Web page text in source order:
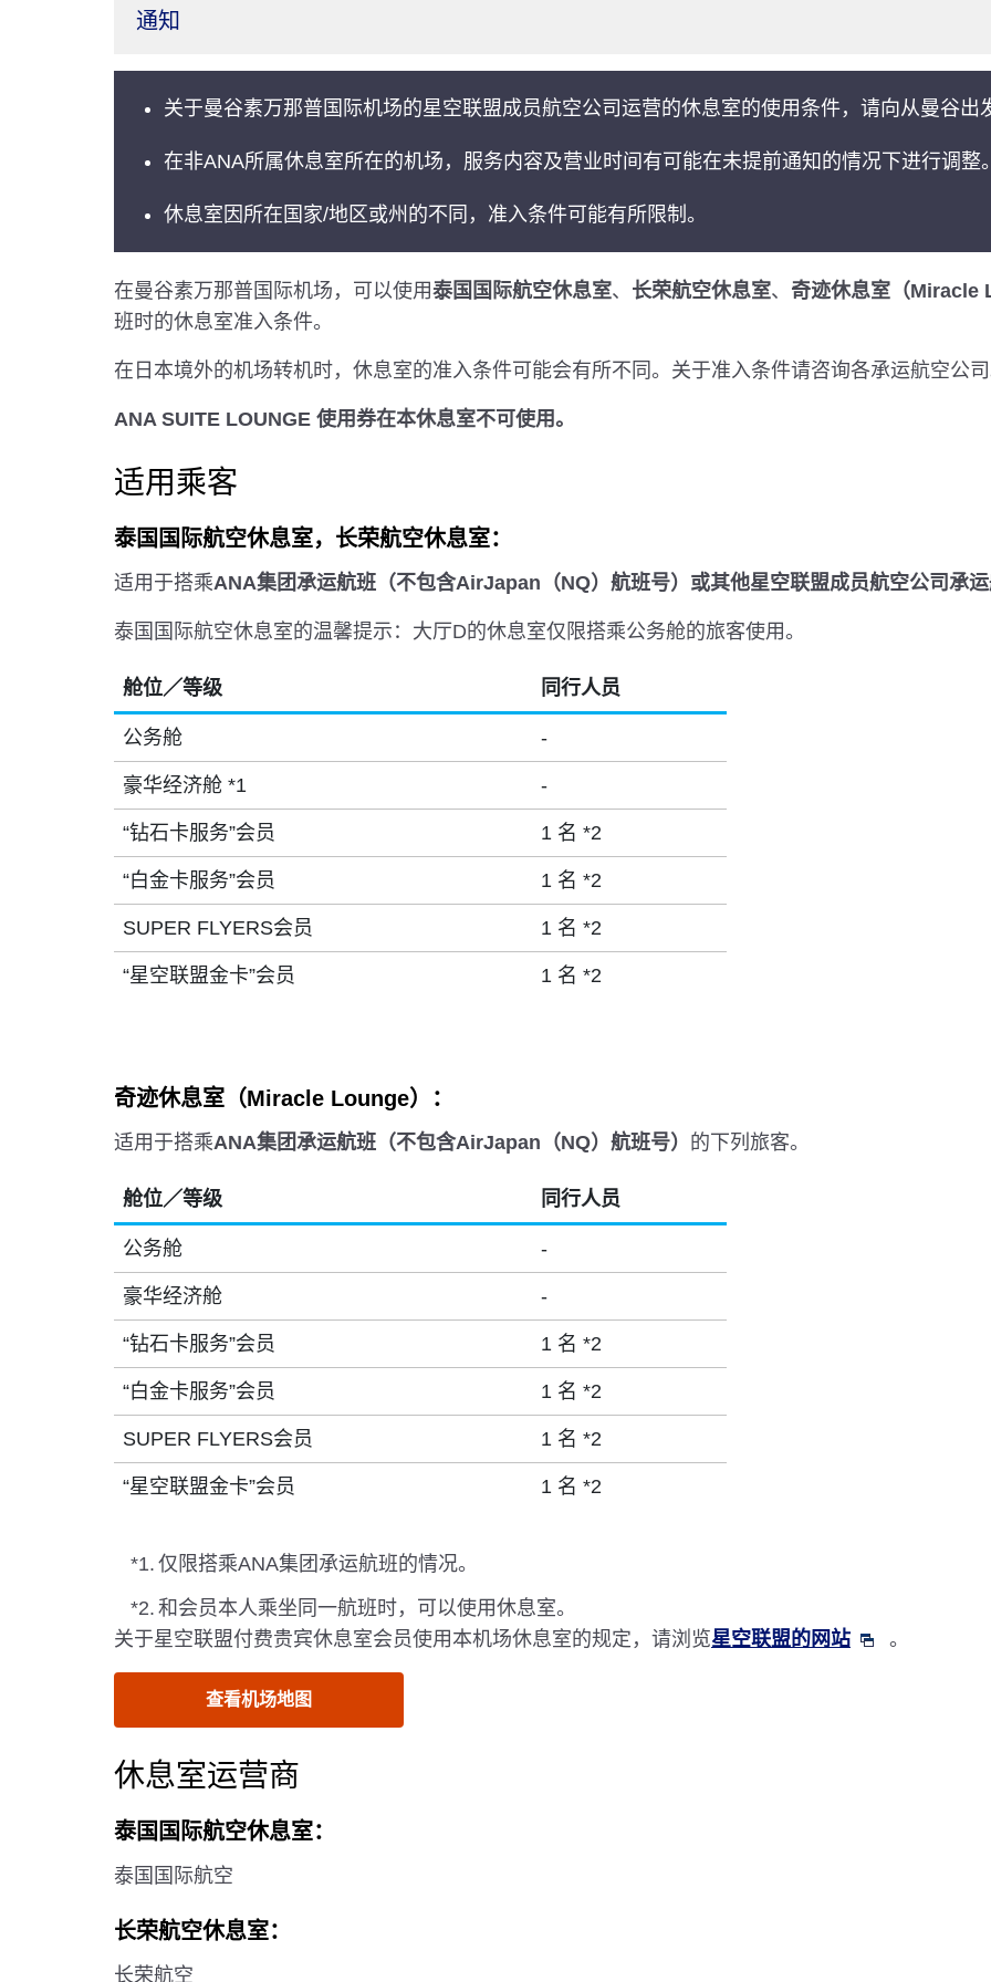
通知
关于曼谷素万那普国际机场的星空联盟成员航空公司运营的休息室的使用条件，请向从曼谷出
在非ANA所属休息室所在的机场，服务内容及营业时间有可能在未提前通知的情况下进行调整。
休息室因所在国家/地区或州的不同，准入条件可能有所限制。
在曼谷素万那普国际机场，可以使用泰国国际航空休息室、 长荣航空休息室、 奇迹休息室（Miracle
班时的休息室准入条件。
在日本境外的机场转机时，休息室的准入条件可能会有所不同。关于准入条件请咨询各承运航空公司
ANA SUITE LOUNGE 使用券在本休息室不可使用。
适用乘客
泰国国际航空休息室，长荣航空休息室：
适用于搭乘ANA集团承运航班（不包含AirJapan（NQ）航班号）或其他星空联盟成员航空公司承
泰国国际航空休息室的温馨提示：大厅D的休息室仅限搭乘公务舱的旅客使用。
舱位／等级 同行人员
公务舱 -
豪华经济舱 *1 -
“钻石卡服务”会员 1 名 *2
“白金卡服务”会员 1 名 *2
SUPER FLYERS会员 1 名 *2
“星空联盟金卡”会员 1 名 *2
奇迹休息室（Miracle Lounge）：
适用于搭乘ANA集团承运航班（不包含AirJapan（NQ）航班号） 的下列旅客。
舱位／等级 同行人员
公务舱 -
豪华经济舱 -
“钻石卡服务”会员 1 名 *2
“白金卡服务”会员 1 名 *2
SUPER FLYERS会员 1 名 *2
“星空联盟金卡”会员 1 名 *2
*1. 仅限搭乘ANA集团承运航班的情况。
*2. 和会员本人乘坐同一航班时，可以使用休息室。
关于星空联盟付费贵宾休息室会员使用本机场休息室的规定，请浏览星空联盟的网站 。
查看机场地图
休息室运营商
泰国国际航空休息室：
泰国国际航空
长荣航空休息室：
长荣航空